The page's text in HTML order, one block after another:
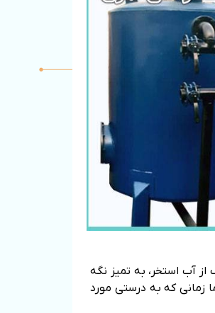
آب استخر، به تمیز نگه
زمانی که به درستی مورد